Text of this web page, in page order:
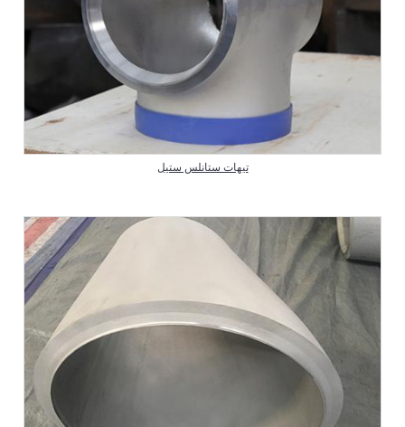
تيهات ستانلس ستيل